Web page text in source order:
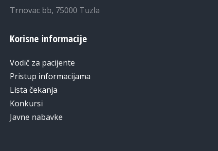
Trnovac bb, 75000 Tuzla
Korisne informacije
Vodič za pacijente
Pristup informacijama
Lista čekanja
Konkursi
Javne nabavke